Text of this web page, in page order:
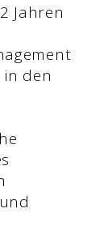
Jahren
den